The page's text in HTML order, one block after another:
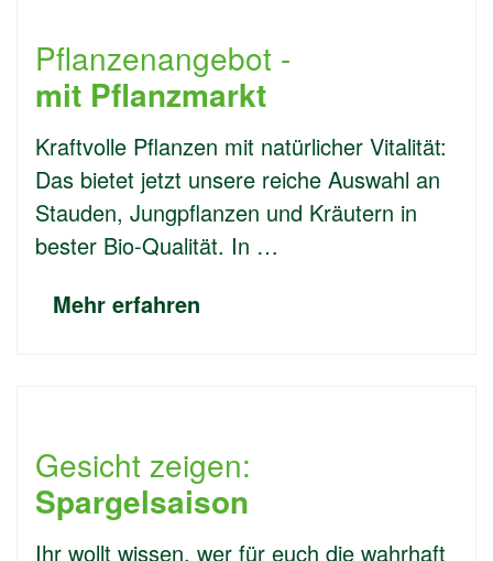
Pflanzenangebot -
mit Pflanzmarkt
Kraftvolle Pflanzen mit natürlicher Vitalität:
Das bietet jetzt unsere reiche Auswahl an
Stauden, Jungpflanzen und Kräutern in
bester Bio-Qualität. In …
Mehr erfahren
Gesicht zeigen:
Spargelsaison
Ihr wollt wissen, wer für euch die wahrhaft